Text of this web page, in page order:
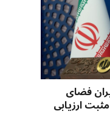
فضای
ارزیابی